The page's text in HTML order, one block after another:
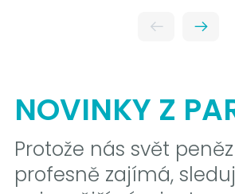
NOVINKY Z
Protože nás svět
profesně zajímá,